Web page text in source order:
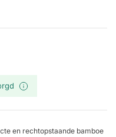
en rechtopstaande bamboe